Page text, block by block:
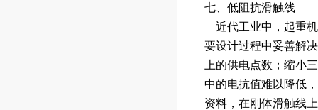
七、低阻抗滑触线
近代工业中，起重机
要设计过程中妥善解
上的供电点数；缩小
中的电抗值难以降低
资料，在刚体滑触线